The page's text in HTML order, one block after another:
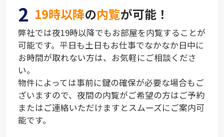
2 19時以降の内覧が可能！
弊社では夜19時以降でもお部屋を内覧することが
可能です。平日も土日もお仕事でなかなか日中に
お時間が取れない方は、お気軽にご相談くださ
い。
物件によっては事前に鍵の確保が必要な場合もご
ざいますので、夜間の内覧がご希望の方はご予約
またはご連絡いただけますとスムーズにご案内可
能です。